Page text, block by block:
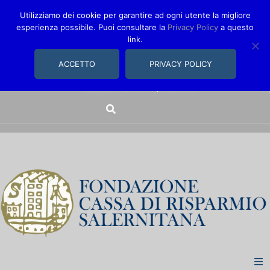
comunica@fondazionecarisal.it089 230611
Utilizziamo dei cookie per garantire ad ogni utente la migliore
esperienza possibile. Puoi consultare la Privacy Policy a questo
link.
ACCETTO PRIVACY POLICY